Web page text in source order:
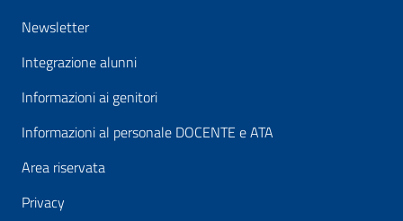
Newsletter
Integrazione alunni
Informazioni ai genitori
Informazioni al personale DOCENTE e ATA
Area riservata
Privacy